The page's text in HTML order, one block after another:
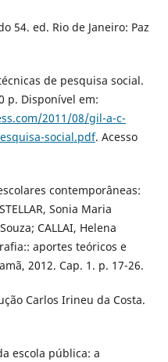
54. ed. Rio de Janeiro: Paz
de pesquisa social.
p. Disponível em:
2011/08/gil-a-c-
social.pdf. Acesso
contemporâneas:
Sonia Maria
CALLAI, Helena
aportes teóricos e
2012. Cap. 1. p. 17-26.
Carlos Irineu da Costa.
escola pública: a